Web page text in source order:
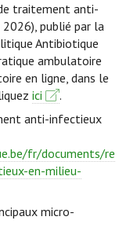
traitement anti-
publié par la
Antibiotique
ambulatoire
en ligne, dans le
ici
.
anti-infectieux
fr/documents/re
en-milieu-
micro-